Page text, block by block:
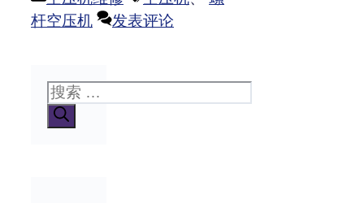
类
签
杆空压机
发表评论
搜
索：